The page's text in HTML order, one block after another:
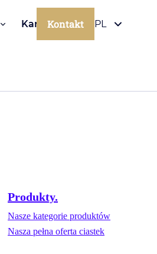
KarieraKontakt PL
Produkty.
Nasze kategorie produktów
Nasza pełna oferta ciastek